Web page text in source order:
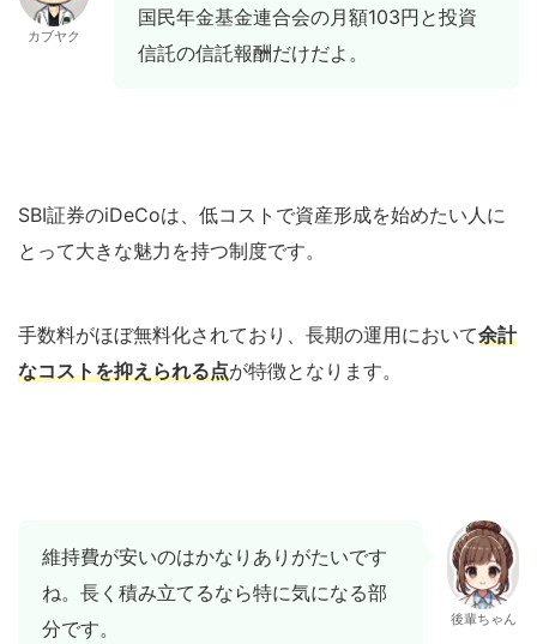
カブヤク
国民年金基金連合会の月額103円と投資
信託の信託報酬だけだよ。
SBI証券のiDeCoは、低コストで資産形成を始めたい人に
とって大きな魅力を持つ制度です。
手数料がほぼ無料化されており、長期の運用において余計
なコストを抑えられる点が特徴となります。
維持費が安いのはかなりありがたいです
ね。長く積み立てるなら特に気になる部
分です。
後輩ちゃん